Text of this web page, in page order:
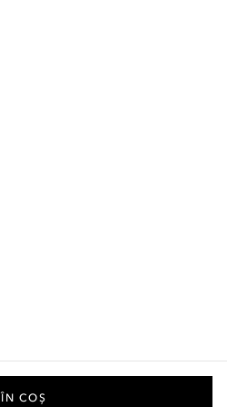
ÎN COȘ